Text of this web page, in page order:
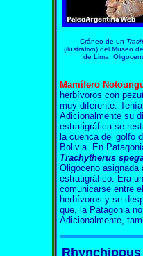
Cráneo de un
(ilustrativo) del Museo
de Lima.
Mamífero
herbívoros con
muy diferente.
Adicionalmente su
estratigráfica se
la cuenca del golfo
Bolivia. En
Trachytherus
Oligoceno
estratigráfico. Era
comunicarse entre
herbívoros y se
que, la Patagonia
Adicionalmente,